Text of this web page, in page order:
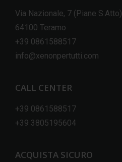
Via Nazionale, 7 (Piane S.Atto)
64100 Teramo
+39 0861588517
info@xenonpertutti.com
CALL CENTER
+39 0861588517
+39 3805195604
ACQUISTA SICURO